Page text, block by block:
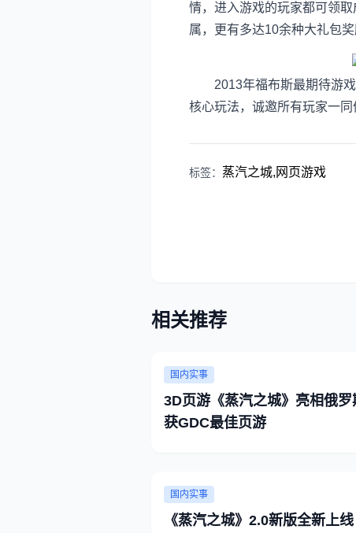
情，进入游戏的玩家都可领
属，更有多达10余种大礼包
2013年福布斯最期待游戏
核心玩法，诚邀所有玩家一
标签： 蒸汽之城,网页游戏
相关推荐
国内实事
3D页游《蒸汽之城》亮相俄罗
获GDC最佳页游
国内实事
《蒸汽之城》2.0新版全新上